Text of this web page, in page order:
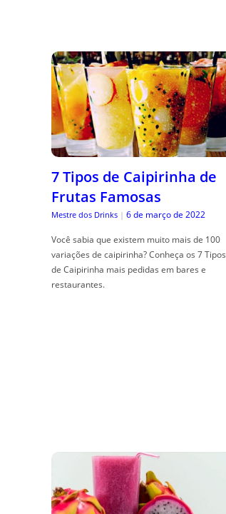
7 Tipos de Caipirinha de
Frutas Famosas
Mestre dos Drinks | 6 de março de 2022
Você sabia que existem muito mais de 100
variações de caipirinha? Conheça os 7 Tipos
de Caipirinha mais pedidas em bares e
restaurantes.